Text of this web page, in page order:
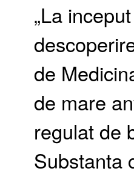
„La
de
de mare
regulat de
Substanta